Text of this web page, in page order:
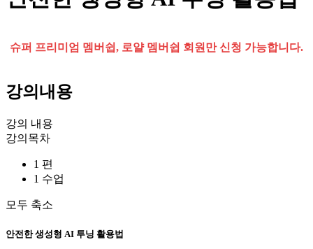
슈퍼 프리미엄 멤버쉽, 로얄 멤버쉽 회원만 신청 가능합니다.
강의내용
강의 내용
강의목차
1 편
1 수업
모두 축소
안전한 생성형 AI 투닝 활용법